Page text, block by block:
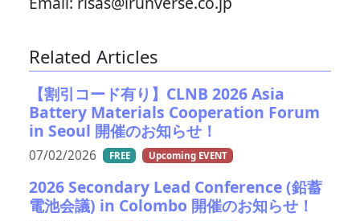
Related Articles
【割引コード有り】CLNB 2026 Asia
Battery Materials Cooperation Forum
in Seoul 開催のお知らせ！
07/02/2026 FREE Upcoming EVENT
2026 Secondary Lead Conference (鉛蓄
電池会議) in Colombo 開催のお知らせ！